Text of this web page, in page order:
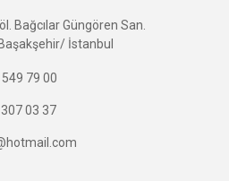
Bağcılar Güngören San.
İstanbul
549 79 00
03 37